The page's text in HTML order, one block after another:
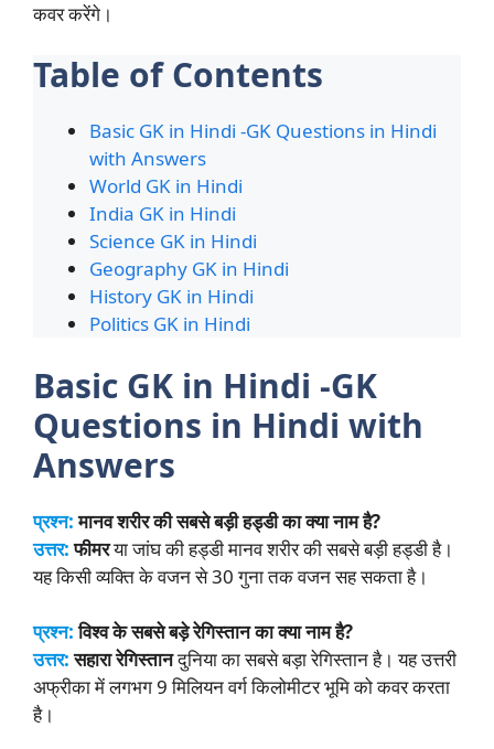
कवर करेंगे।
Table of Contents
Basic GK in Hindi -GK Questions in Hindi
with Answers
World GK in Hindi
India GK in Hindi
Science GK in Hindi
Geography GK in Hindi
History GK in Hindi
Politics GK in Hindi
Basic GK in Hindi -GK
Questions in Hindi with
Answers
प्रश्न:मानव शरीर की सबसे बड़ी हड्डी का क्या नाम है?
उत्तर: फीमरया जांघ की हड्डी मानव शरीर की सबसे बड़ी हड्डी है।
यह किसी व्यक्ति के वजन से 30 गुना तक वजन सह सकता है।
प्रश्न:विश्व के सबसे बड़े रेगिस्तान का क्या नाम है?
उत्तर: सहारा रेगिस्तानदुनिया का सबसे बड़ा रेगिस्तान है। यह उत्तरी
अफ्रीका में लगभग 9 मिलियन वर्ग किलोमीटर भूमि को कवर करता
है।